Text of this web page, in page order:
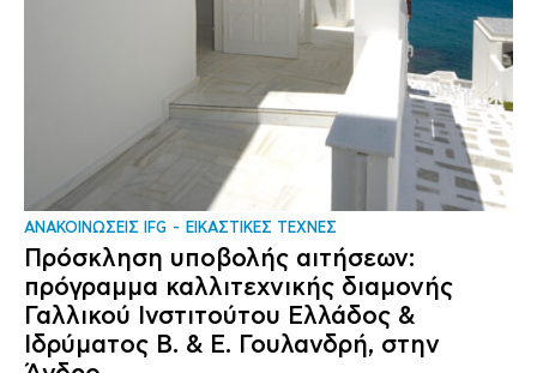
ΑΝΑΚΟΙΝΩΣΕΙΣ IFG ΕΙΚΑΣΤΙΚΕΣ ΤΕΧΝΕΣ
Πρόσκληση υποβολής αιτήσεων:
πρόγραμμα καλλιτεχνικής διαμονής
Γαλλικού Ινστιτούτου Ελλάδος &
Ιδρύματος Β. & Ε. Γουλανδρή, στην